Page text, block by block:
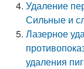
Удаление
Сильные и
Лазерное
удаления